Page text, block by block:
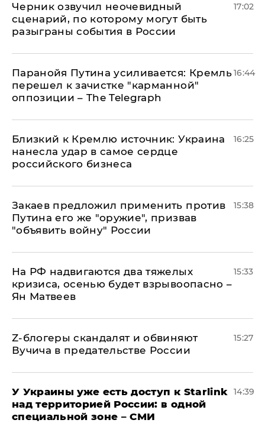
Черник озвучил неочевидный
сценарий, по которому могут быть
разыграны события в России
17:02
Паранойя Путина усиливается: Кремль
перешел к зачистке "карманной"
оппозиции – The Telegraph
16:44
Близкий к Кремлю источник: Украина
нанесла удар в самое сердце
российского бизнеса
16:25
Закаев предложил применить против
Путина его же "оружие", призвав
"объявить войну" России
15:38
На РФ надвигаются два тяжелых
кризиса, осенью будет взрывоопасно –
Ян Матвеев
15:33
Z-блогеры скандалят и обвиняют
Вучича в предательстве России
15:27
У Украины уже есть доступ к Starlink
над территорией России: в одной
специальной зоне – СМИ
14:39